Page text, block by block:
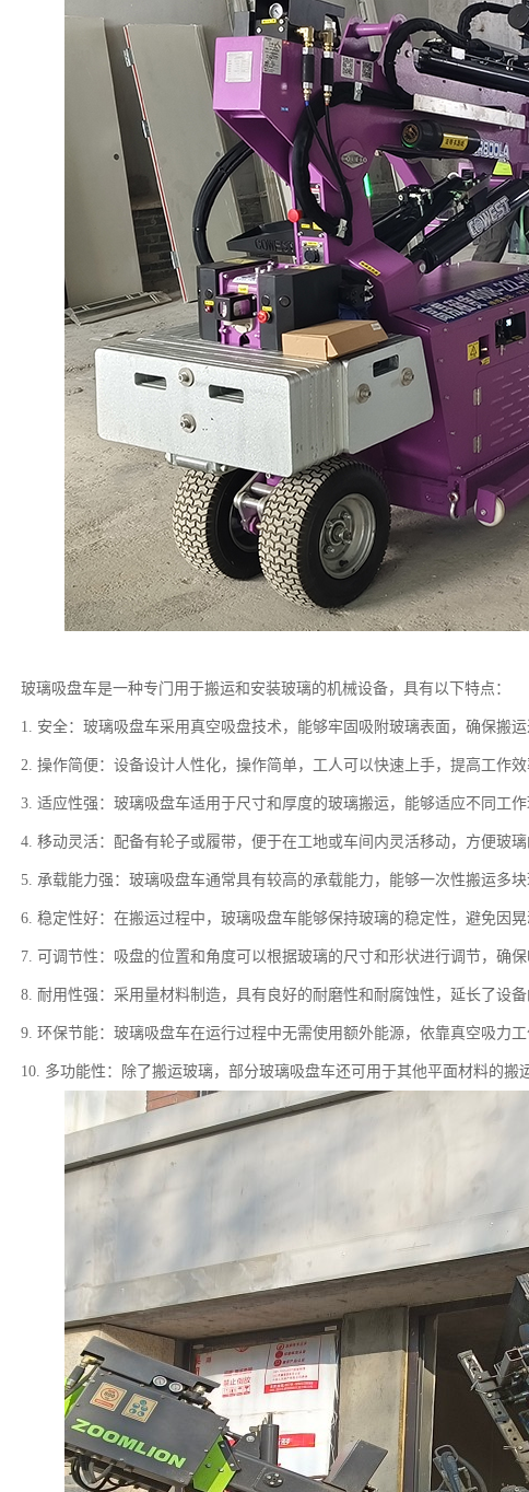
玻璃吸盘车是一种专门用于搬运和安装玻璃的机械设备，具有以下特点：
1. 安全：玻璃吸盘车采用真空吸盘技术，能够牢固吸附玻璃表面，确保搬
2. 操作简便：设备设计人性化，操作简单，工人可以快速上手，提高工作效
3. 适应性强：玻璃吸盘车适用于尺寸和厚度的玻璃搬运，能够适应不同工作
4. 移动灵活：配备有轮子或履带，便于在工地或车间内灵活移动，方便玻璃
5. 承载能力强：玻璃吸盘车通常具有较高的承载能力，能够一次性搬运多块
6. 稳定性好：在搬运过程中，玻璃吸盘车能够保持玻璃的稳定性，避免因晃
7. 可调节性：吸盘的位置和角度可以根据玻璃的尺寸和形状进行调节，确保
8. 耐用性强：采用量材料制造，具有良好的耐磨性和耐腐蚀性，延长了设备
9. 环保节能：玻璃吸盘车在运行过程中无需使用额外能源，依靠真空吸力工
10. 多功能性：除了搬运玻璃，部分玻璃吸盘车还可用于其他平面材料的搬